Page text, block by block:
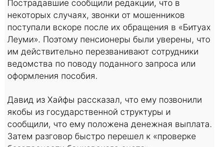
Пострадавшие сообщили редакции, что в
некоторых случаях, звонки от мошенников
поступали вскоре после их обращения в «Битуах
Леуми». Поэтому пенсионеры были уверены, что
им действительно перезванивают сотрудники
ведомства по поводу поданного запроса или
оформления пособия.
Давид из Хайфы рассказал, что ему позвонили
якобы из государственной структуры и
сообщили, что ему положена денежная выплата.
Затем разговор быстро перешел к «проверке